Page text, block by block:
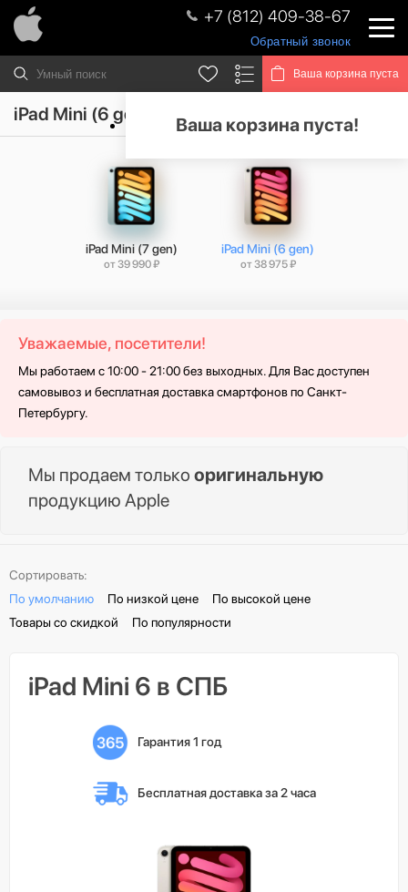
+7 (812) 409-38-67
Обратный звонок
Ваша корзина пуста
Ваша корзина пуста!
iPad Mini (6 gen)
iPad Mini (7 gen)
от 39 990 ₽
iPad Mini (6 gen)
от 38 975 ₽
Уважаемые, посетители!
Мы работаем с 10:00 - 21:00 без выходных. Для Вас доступен
самовывоз и бесплатная доставка смартфонов по Санкт-
Петербургу.
Мы продаем только оригинальную
продукцию Apple
Сортировать:
По умолчанию
По низкой цене
По высокой цене
Товары со скидкой
По популярности
iPad Mini 6 в СПБ
Гарантия 1 год
Бесплатная доставка за 2 часа